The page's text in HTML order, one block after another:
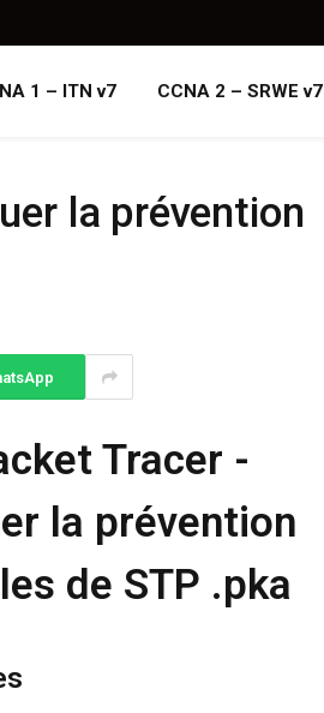
1 – ITN v7 CCNA 2 – SRWE v7
la prévention
Tracer -
la prévention
de STP .pka